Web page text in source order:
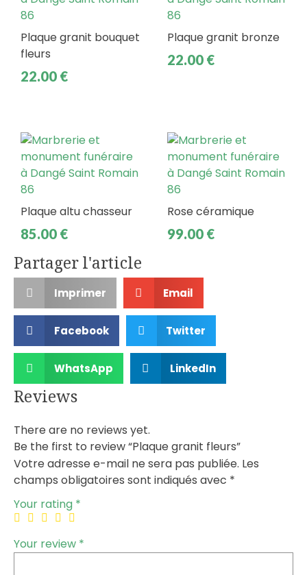
Plaque granit bouquet
fleurs
22.00 €
Plaque granit bronze
22.00 €
Plaque altu chasseur
85.00 €
Rose céramique
99.00 €
Partager l'article
Imprimer Email
Facebook Twitter
WhatsApp LinkedIn
Reviews
There are no reviews yet.
Be the first to review “Plaque granit fleurs”
Votre adresse e-mail ne sera pas publiée. Les
champs obligatoires sont indiqués avec *
Your rating *
Your review *